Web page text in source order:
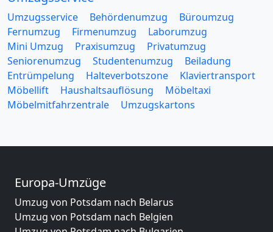
Umzugsservice Behördenumzug
Büroumzug
Fernumzug
Firmenumzug
Laborumzug
Mini Umzug
Praxisumzug
Privatumzug
Seniorenumzug
Studentenumzug
Beiladung
Entrümpelung
Halteverbotszone
Klaviertransport
Möbellift
Haushaltsauflösung
Möbeltaxi
Möbelmitfahrzentrale
Umzugskartons
Europa-Umzüge
Umzug von Potsdam nach Belarus
Umzug von Potsdam nach Belgien